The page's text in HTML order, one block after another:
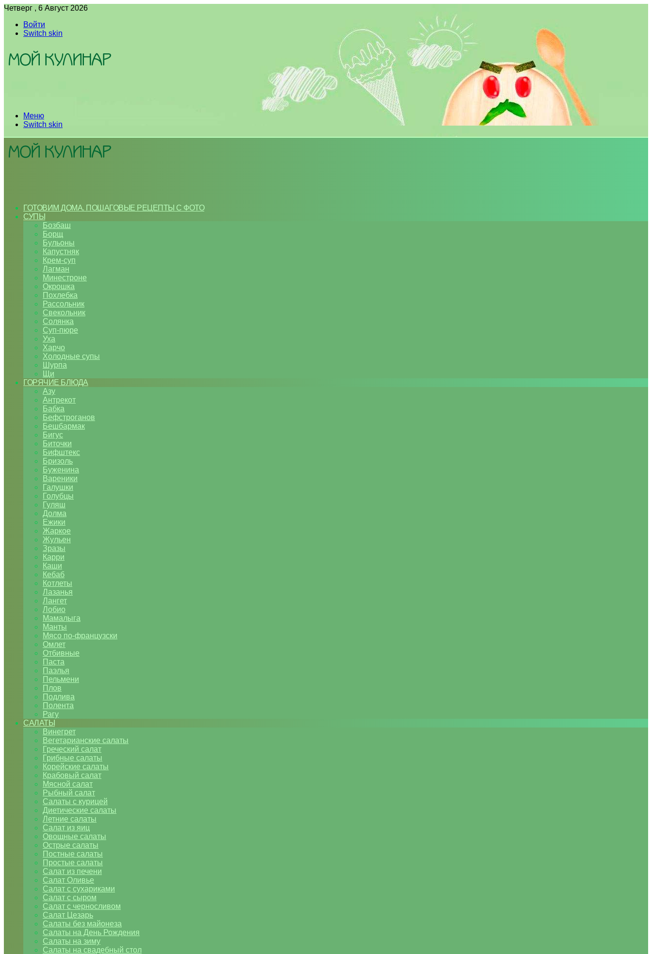
Четверг , 6 Август 2026
Войти
Switch skin
Меню
Switch skin
ГОТОВИМ ДОМА. ПОШАГОВЫЕ РЕЦЕПТЫ С ФОТО
СУПЫ
Бозбаш
Борщ
Бульоны
Капустняк
Крем-суп
Лагман
Минестроне
Окрошка
Похлебка
Рассольник
Свекольник
Солянка
Суп-пюре
Уха
Харчо
Холодные супы
Шурпа
Щи
ГОРЯЧИЕ БЛЮДА
Азу
Антрекот
Бабка
Бефстроганов
Бешбармак
Бигус
Биточки
Бифштекс
Бризоль
Буженина
Вареники
Галушки
Голубцы
Гуляш
Долма
Ежики
Жаркое
Жульен
Зразы
Карри
Каши
Кебаб
Котлеты
Лазанья
Лангет
Лобио
Мамалыга
Манты
Мясо по-французски
Омлет
Отбивные
Паста
Паэлья
Пельмени
Плов
Подлива
Полента
Рагу
САЛАТЫ
Винегрет
Вегетарианские салаты
Греческий салат
Грибные салаты
Корейские салаты
Крабовый салат
Мясной салат
Рыбный салат
Салаты с курицей
Диетические салаты
Летние салаты
Салат из яиц
Овощные салаты
Острые салаты
Постные салаты
Простые салаты
Салат из печени
Салат Оливье
Салат с сухариками
Салат с сыром
Салат с черносливом
Салат Цезарь
Салаты без майонеза
Салаты на День Рождения
Салаты на зиму
Салаты на свадебный стол